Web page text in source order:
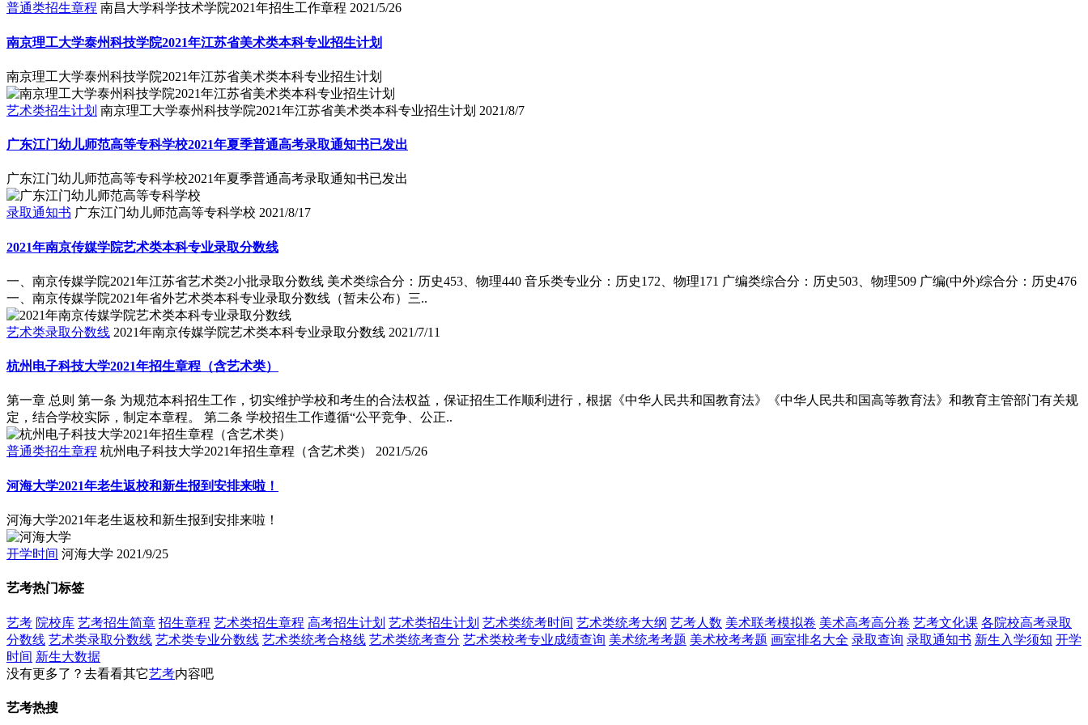
普通类招生章程 南昌大学科学技术学院2021年招生工作章程 2021/5/26
南京理工大学泰州科技学院2021年江苏省美术类本科专业招生计划
南京理工大学泰州科技学院2021年江苏省美术类本科专业招生计划
艺术类招生计划 南京理工大学泰州科技学院2021年江苏省美术类本科专业招生计划 2021/8/7
广东江门幼儿师范高等专科学校2021年夏季普通高考录取通知书已发出
广东江门幼儿师范高等专科学校2021年夏季普通高考录取通知书已发出
录取通知书 广东江门幼儿师范高等专科学校 2021/8/17
2021年南京传媒学院艺术类本科专业录取分数线
一、南京传媒学院2021年江苏省艺术类2小批录取分数线 美术类综合分：历史453、物理440 音乐类专业分：历史172、物理171 广编类综合分：历史503、物理509 广编(中外)综合分：历史476
一、南京传媒学院2021年省外艺术类本科专业录取分数线（暂未公布）三..
艺术类录取分数线 2021年南京传媒学院艺术类本科专业录取分数线 2021/7/11
杭州电子科技大学2021年招生章程（含艺术类）
第一章 总则 第一条 为规范本科招生工作，切实维护学校和考生的合法权益，保证招生工作顺利进行，根据《中华人民共和国教育法》《中华人民共和国高等教育法》和教育主管部门有关规
定，结合学校实际，制定本章程。 第二条 学校招生工作遵循“公平竞争、公正..
普通类招生章程 杭州电子科技大学2021年招生章程（含艺术类） 2021/5/26
河海大学2021年老生返校和新生报到安排来啦！
河海大学2021年老生返校和新生报到安排来啦！
开学时间 河海大学 2021/9/25
艺考热门标签
艺考 院校库 艺考招生简章 招生章程 艺术类招生章程 高考招生计划 艺术类招生计划 艺术类统考时间 艺术类统考大纲 艺考人数 美术联考模拟卷 美术高考高分卷 艺考文化课 各院校高考录取
分数线 艺术类录取分数线 艺术类专业分数线 艺术类统考合格线 艺术类统考查分 艺术类校考专业成绩查询 美术统考考题 美术校考考题 画室排名大全 录取查询 录取通知书 新生入学须知 开学
时间 新生大数据
没有更多了？去看看其它艺考内容吧
艺考热搜